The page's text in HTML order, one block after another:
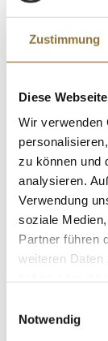
Zustimmung
Diese
Wir verwenden
zu können und
analysieren.
Verwendung
soziale
Partner führen
weiteren Daten
Notwendig
€ 20,30
€ 35,20
€ 7,04/ kg
St.